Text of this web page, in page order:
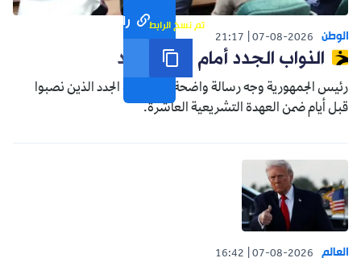
رابط مختصر تم نسخ الرابط
الوطن 07-08-2026
21:17
النواب الجدد أمام واقع جديد
رئيس الجمهورية وجه رسالة واضحة إلى النواب الجدد الذين نصبوا
قبل أيام ضمن العهدة التشريعية العاشرة.
العالم 07-08-2026
16:42